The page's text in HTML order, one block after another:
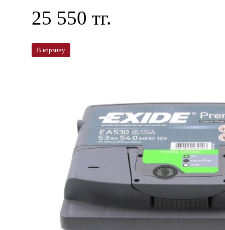
25 550 тг.
В корзину